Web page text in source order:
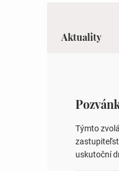
Aktuality
Týmto
uskutoční